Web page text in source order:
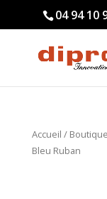
04 94 10
Accueil / Boutique
Bleu Ruban